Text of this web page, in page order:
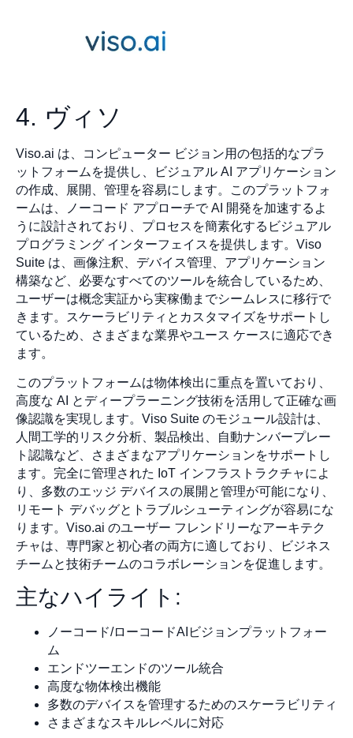
4. ヴィソ
Viso.ai は、コンピューター ビジョン用の包括的なプラ
ットフォームを提供し、ビジュアル AI アプリケーション
の作成、展開、管理を容易にします。このプラットフォ
ームは、ノーコード アプローチで AI 開発を加速するよ
うに設計されており、プロセスを簡素化するビジュアル
プログラミング インターフェイスを提供します。Viso
Suite は、画像注釈、デバイス管理、アプリケーション
構築など、必要なすべてのツールを統合しているため、
ユーザーは概念実証から実稼働までシームレスに移行で
きます。スケーラビリティとカスタマイズをサポートし
ているため、さまざまな業界やユース ケースに適応でき
ます。
このプラットフォームは物体検出に重点を置いており、
高度な AI とディープラーニング技術を活用して正確な画
像認識を実現します。Viso Suite のモジュール設計は、
人間工学的リスク分析、製品検出、自動ナンバープレー
ト認識など、さまざまなアプリケーションをサポートし
ます。完全に管理された IoT インフラストラクチャによ
り、多数のエッジ デバイスの展開と管理が可能になり、
リモート デバッグとトラブルシューティングが容易にな
ります。Viso.ai のユーザー フレンドリーなアーキテク
チャは、専門家と初心者の両方に適しており、ビジネス
チームと技術チームのコラボレーションを促進します。
主なハイライト:
ノーコード/ローコードAIビジョンプラットフォー
ム
エンドツーエンドのツール統合
高度な物体検出機能
多数のデバイスを管理するためのスケーラビリティ
さまざまなスキルレベルに対応